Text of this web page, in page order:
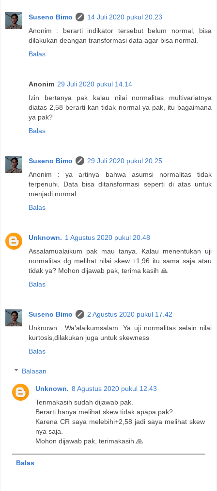
Suseno Bimo
14 Juli 2020 pukul 20.23
Anonim : berarti indikator tersebut belum normal, bisa
dilakukan deangan transformasi data agar bisa normal.
Balas
Anonim 29 Juli 2020 pukul 14.14
Izin bertanya pak kalau nilai normalitas multivariatnya
diatas 2,58 berarti kan tidak normal ya pak, itu bagaimana
ya pak?
Balas
Suseno Bimo
29 Juli 2020 pukul 20.25
Anonim : ya artinya bahwa asumsi normalitas tidak
terpenuhi. Data bisa ditansformasi seperti di atas untuk
menjadi normal.
Balas
Unknown. 1 Agustus 2020 pukul 20.48
Assalamualaikum pak mau tanya. Kalau menentukan uji
normalitas dg melihat nilai skew ±1,96 itu sama saja atau
tidak ya? Mohon dijawab pak, terima kasih 🙏
Balas
Suseno Bimo
2 Agustus 2020 pukul 17.42
Unknown : Wa'alaikumsalam. Ya uji normalitas selain nilai
kurtosis,dilakukan juga untuk skewness
Balas
Balasan
Unknown. 8 Agustus 2020 pukul 12.43
Terimakasih sudah dijawab pak.
Berarti hanya melihat skew tidak apapa pak?
Karena CR saya melebihi+2,58 jadi saya melihat skew
nya saja.
Mohon dijawab pak, terimakasih 🙏
Balas